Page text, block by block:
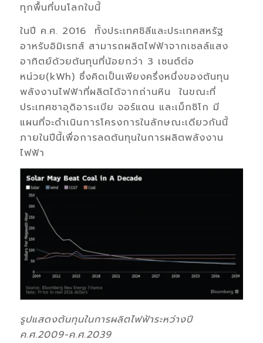
ทุกพื้นที่บนโลกใบนี้
ในปี ค.ศ. 2016 ทั้งประเทศชิลีและประเทศสหรัฐ
อาหรับอิมิเรทส์ สามารถผลิตไฟฟ้าจากเซลล์แสง
อาทิตย์ด้วยต้นทุนที่น้อยกว่า 3 เซนต์ต่อ
หน่วย(kWh) ซึ่งคิดเป็นเพียงครึ่งหนึ่งของต้นทุน
พลังงานไฟฟ้าที่ผลิตได้จากถ่านหิน ในขณะที่
ประเทศซาอุดิอาระเบีย จอร์แดน และเม็กซิโก มี
แผนที่จะดำเนินการโครงการในลักษณะเดียวกันนี้
ภายในปีนี้เพื่อการลดต้นทุนในการผลิตพลังงาน
ไฟฟ้า
รูปแสดงต้นทุนในการผลิตไฟฟ้าระหว่างปี
ค.ศ.2009-ค.ศ.2039